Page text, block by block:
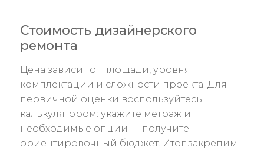
Стоимость дизайнерского
ремонта
Цена зависит от площади, уровня
комплектации и сложности проекта. Для
первичной оценки воспользуйтесь
калькулятором: укажите метраж и
необходимые опции — получите
ориентировочный бюджет. Итог закрепим